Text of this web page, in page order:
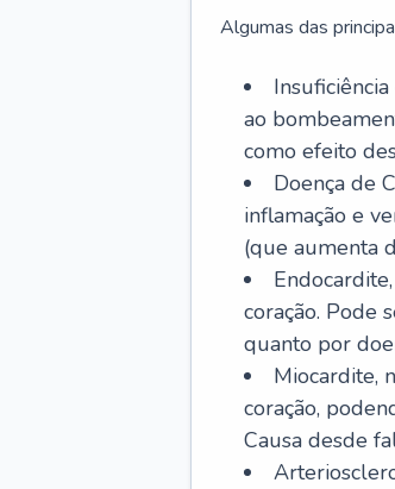
Algumas das
ao
como efeito
Doença de
inflamação e
(que aumenta
coração. Pode
quanto por
Miocardite,
coração,
Causa desde